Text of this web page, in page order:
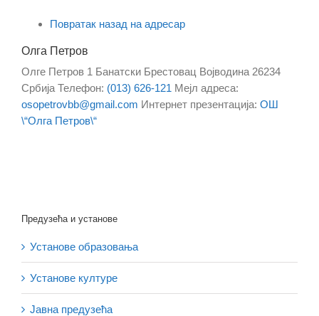
Повратак назад на адресар
Олга Петров
Олге Петров 1 Банатски Брестовац Војводина 26234
Србија Телефон: (013) 626-121 Мејл адреса:
osopetrovbb@gmail.com Интернет презентација: ОШ
\“Олга Петров\“
Предузећа и установе
Установе образовања
Установе културе
Јавна предузећа